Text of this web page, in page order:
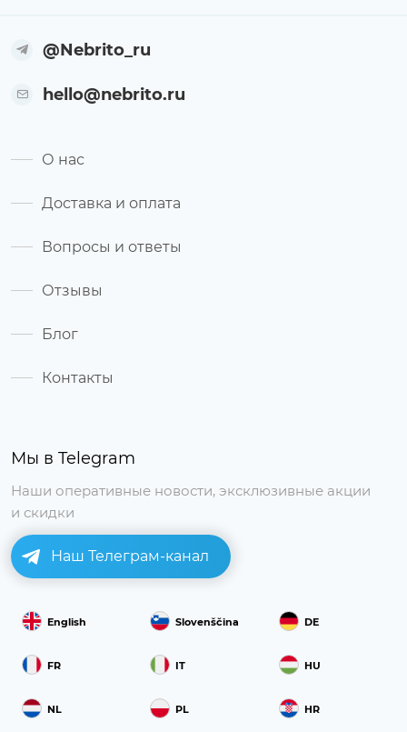
Мы в Telegram
Наши оперативные новости, эксклюзивные акции
и скидки
Наш Телеграм-канал
English Slovenščina DE
FR IT HU
NL PL HR
@Nebrito_ru
hello@nebrito.ru
О нас
Доставка и оплата
Вопросы и ответы
Отзывы
Блог
Контакты